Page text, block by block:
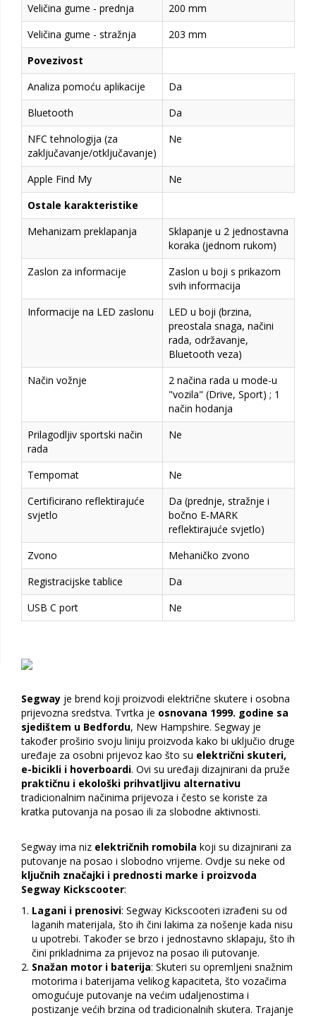
Veličina gume - prednja
200 mm
Veličina gume - stražnja
203 mm
Povezivost
Analiza pomoću aplikacije
Da
Bluetooth
Da
NFC tehnologija (za
zaključavanje/otključavanje)
Ne
Apple Find My
Ne
Ostale karakteristike
Mehanizam preklapanja
Sklapanje u 2 jednostavna
koraka (jednom rukom)
Zaslon za informacije
Zaslon u boji s prikazom
svih informacija
Informacije na LED zaslonu
LED u boji (brzina,
preostala snaga, načini
rada, održavanje,
Bluetooth veza)
Način vožnje
2 načina rada u mode-u
"vozila" (Drive, Sport) ; 1
način hodanja
Prilagodljiv sportski način
rada
Ne
Tempomat
Ne
Certificirano reflektirajuće
svjetlo
Da (prednje, stražnje i
bočno E-MARK
reflektirajuće svjetlo)
Zvono
Mehaničko zvono
Registracijske tablice
Da
USB C port
Ne
Segway je brend koji proizvodi električne skutere i osobna
prijevozna sredstva. Tvrtka je osnovana 1999. godine sa
sjedištem u Bedfordu, New Hampshire. Segway je
također proširio svoju liniju proizvoda kako bi uključio druge
uređaje za osobni prijevoz kao što su električni skuteri,
e-bicikli i hoverboardi. Ovi su uređaji dizajnirani da pruže
praktičnu i ekološki prihvatljivu alternativu
tradicionalnim načinima prijevoza i često se koriste za
kratka putovanja na posao ili za slobodne aktivnosti.
Segway ima niz električnih romobila koji su dizajnirani za
putovanje na posao i slobodno vrijeme. Ovdje su neke od
ključnih značajki i prednosti marke i proizvoda
Segway Kickscooter:
Lagani i prenosivi: Segway Kickscooteri izrađeni su od
laganih materijala, što ih čini lakima za nošenje kada nisu
u upotrebi. Također se brzo i jednostavno sklapaju, što ih
čini prikladnima za prijevoz na posao ili putovanje.
Snažan motor i baterija: Skuteri su opremljeni snažnim
motorima i baterijama velikog kapaciteta, što vozačima
omogućuje putovanje na većim udaljenostima i
postizanje većih brzina od tradicionalnih skutera. Trajanje